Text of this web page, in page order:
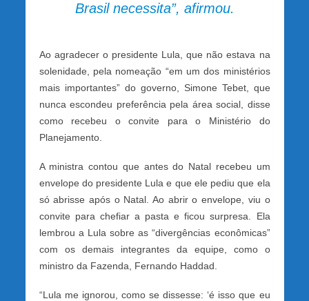
Brasil necessita”, afirmou.
Ao agradecer o presidente Lula, que não estava na
solenidade, pela nomeação “em um dos ministérios
mais importantes” do governo, Simone Tebet, que
nunca escondeu preferência pela área social, disse
como recebeu o convite para o Ministério do
Planejamento.
A ministra contou que antes do Natal recebeu um
envelope do presidente Lula e que ele pediu que ela
só abrisse após o Natal. Ao abrir o envelope, viu o
convite para chefiar a pasta e ficou surpresa. Ela
lembrou a Lula sobre as “divergências econômicas”
com os demais integrantes da equipe, como o
ministro da Fazenda, Fernando Haddad.
“Lula me ignorou, como se dissesse: ‘é isso que eu